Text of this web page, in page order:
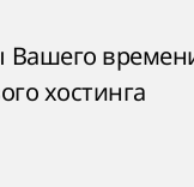
Вашего
хостинга